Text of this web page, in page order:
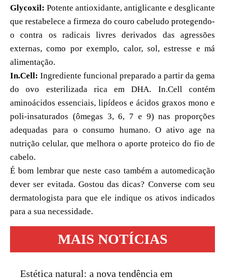
Glycoxil: Potente antioxidante, antiglicante e desglicante
que restabelece a firmeza do couro cabeludo protegendo-
o contra os radicais livres derivados das agressões
externas, como por exemplo, calor, sol, estresse e má
alimentação.
In.Cell: Ingrediente funcional preparado a partir da gema
do ovo esterilizada rica em DHA. In.Cell contém
aminoácidos essenciais, lipídeos e ácidos graxos mono e
poli-insaturados (ômegas 3, 6, 7 e 9) nas proporções
adequadas para o consumo humano. O ativo age na
nutrição celular, que melhora o aporte proteico do fio de
cabelo.
É bom lembrar que neste caso também a automedicação
dever ser evitada. Gostou das dicas? Converse com seu
dermatologista para que ele indique os ativos indicados
para a sua necessidade.
MAIS NOTÍCIAS
Estética natural: a nova tendência em